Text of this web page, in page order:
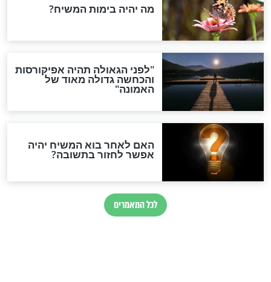
ולרדת
ובאופן טבעי
הוא נוגד דיכאון טבעי
"חיסון נגד סרטן תוך 8
הזוג שעצרו את
בריאות
כך תכינו משקה ניקוי רעלים
מטורף!